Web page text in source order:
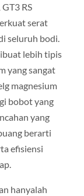
RS
serat
seluruh bodi.
lebih tipis
yang sangat
magnesium
bobot yang
yang
berarti
efisiensi
hanyalah